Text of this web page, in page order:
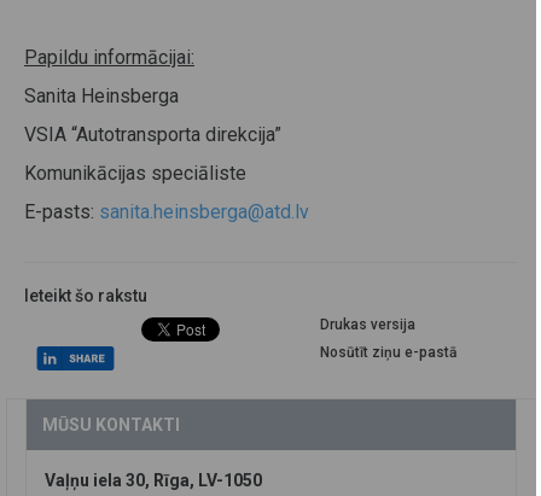
Papildu informācijai:
Sanita Heinsberga
VSIA “Autotransporta direkcija”
Komunikācijas speciāliste
E-pasts: sanita.heinsberga@atd.lv
Ieteikt šo rakstu
Drukas versija
Nosūtīt ziņu e-pastā
MŪSU KONTAKTI
Vaļņu iela 30, Rīga, LV-1050